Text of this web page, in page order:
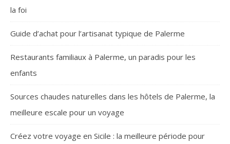
la foi
Guide d’achat pour l’artisanat typique de Palerme
Restaurants familiaux à Palerme, un paradis pour les
enfants
Sources chaudes naturelles dans les hôtels de Palerme, la
meilleure escale pour un voyage
Créez votre voyage en Sicile : la meilleure période pour